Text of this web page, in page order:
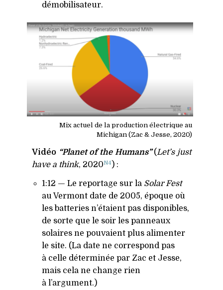
démobilisateur.
Mix actuel de la production électrique au
Michigan (Zac & Jesse, 2020)
Vidéo “Planet of the Humans”( Let’s just
have a think, 2020N4 ) :
1:12 — Le reportage sur la Solar Fest
au Vermont date de 2005, époque où
les batteries n’étaient pas disponibles,
de sorte que le soir les panneaux
solaires ne pouvaient plus alimenter
le site. (La date ne correspond pas
à celle déterminée par Zac et Jesse,
mais cela ne change rien
à l’argument.)